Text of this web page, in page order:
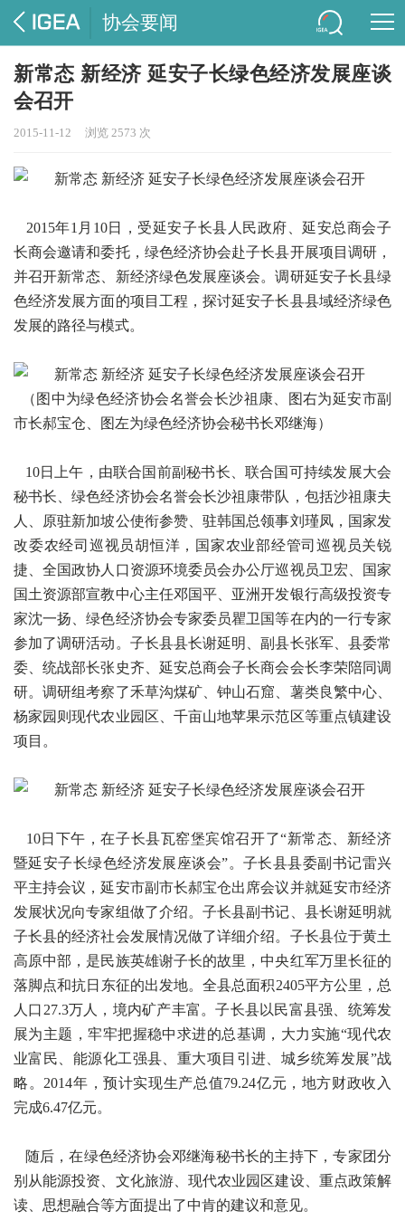
协会要闻
新常态 新经济 延安子长绿色经济发展座谈
会召开
2015-11-12 浏览 2573 次
2015年1月10日，受延安子长县人民政府、延安总商会子
长商会邀请和委托，绿色经济协会赴子长县开展项目调研，
并召开新常态、新经济绿色发展座谈会。调研延安子长县绿
色经济发展方面的项目工程，探讨延安子长县县域经济绿色
发展的路径与模式。
（图中为绿色经济协会名誉会长沙祖康、图右为延安市副
市长郝宝仓、图左为绿色经济协会秘书长邓继海）
10日上午，由联合国前副秘书长、联合国可持续发展大会
秘书长、绿色经济协会名誉会长沙祖康带队，包括沙祖康夫
人、原驻新加坡公使衔参赞、驻韩国总领事刘瑾凤，国家发
改委农经司巡视员胡恒洋，国家农业部经管司巡视员关锐
捷、全国政协人口资源环境委员会办公厅巡视员卫宏、国家
国土资源部宣教中心主任邓国平、亚洲开发银行高级投资专
家沈一扬、绿色经济协会专家委员瞿卫国等在内的一行专家
参加了调研活动。子长县县长谢延明、副县长张军、县委常
委、统战部长张史齐、延安总商会子长商会会长李荣陪同调
研。调研组考察了禾草沟煤矿、钟山石窟、薯类良繁中心、
杨家园则现代农业园区、千亩山地苹果示范区等重点镇建设
项目。
10日下午，在子长县瓦窑堡宾馆召开了“新常态、新经济
暨延安子长绿色经济发展座谈会”。子长县县委副书记雷兴
平主持会议，延安市副市长郝宝仓出席会议并就延安市经济
发展状况向专家组做了介绍。子长县副书记、县长谢延明就
子长县的经济社会发展情况做了详细介绍。子长县位于黄土
高原中部，是民族英雄谢子长的故里，中央红军万里长征的
落脚点和抗日东征的出发地。全县总面积2405平方公里，总
人口27.3万人，境内矿产丰富。子长县以民富县强、统筹发
展为主题，牢牢把握稳中求进的总基调，大力实施“现代农
业富民、能源化工强县、重大项目引进、城乡统筹发展”战
略。2014年，预计实现生产总值79.24亿元，地方财政收入
完成6.47亿元。
随后，在绿色经济协会邓继海秘书长的主持下，专家团分
别从能源投资、文化旅游、现代农业园区建设、重点政策解
读、思想融合等方面提出了中肯的建议和意见。